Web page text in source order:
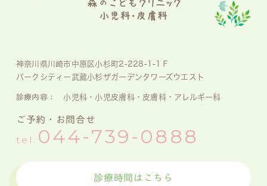
神奈川県川崎市中原区小杉町2-228-1-1Ｆ
パークシティー武蔵小杉ザガーデンタワーズウエスト
診療内容： 小児科・小児皮膚科・皮膚科・アレルギー科
ご予約・お問合せ
tel. 044-739-0888
診療時間はこちら